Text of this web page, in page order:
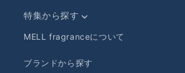
特集から探す
MELL fragranceについて
ブランドから探す